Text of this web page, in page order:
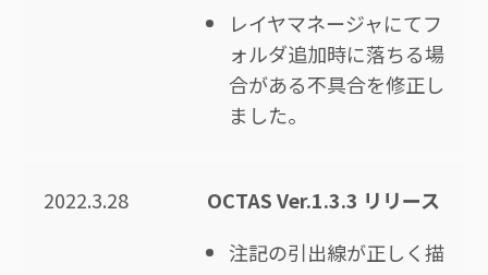
レイヤマネージャにてフ
ォルダ追加時に落ちる場
合がある不具合を修正し
ました。
2022.3.28
OCTAS Ver.1.3.3 リリース
注記の引出線が正しく描